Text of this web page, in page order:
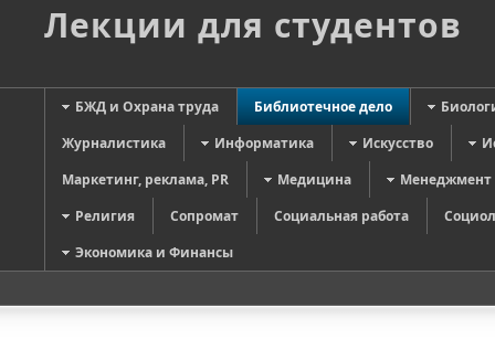
Лекции для студентов
БЖД и Охрана труда Библиотечное дело
Журналистика
Информатика Искусство
Маркетинг, реклама, PR
Медицина
Менеджмент
Религия
Сопромат Социальная работа
Экономика и Финансы